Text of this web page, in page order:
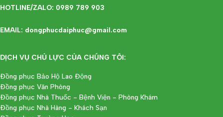
HOTLINE/ZALO: 0989 789 903
EMAIL: dongphucdaiphuc@gmail.com
DỊCH VỤ CHỦ LỰC CỦA CHÚNG TÔI:
Đồng phục Bảo Hộ Lao Động
Đồng phục Văn Phòng
Đồng phục Nhà Thuốc - Bệnh Viện - Phòng Khám
Đồng phục Nhà Hàng - Khách Sạn